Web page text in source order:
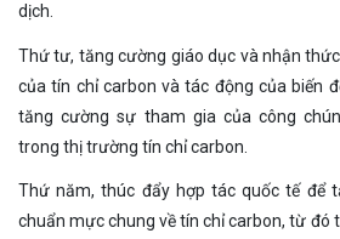
dịch.
Thứ tư, tăng cường giáo dục và nhận
của tín chỉ carbon và tác động của biến
tăng cường sự tham gia của công
trong thị trường tín chỉ carbon.
Thứ năm, thúc đẩy hợp tác quốc tế để
chuẩn mực chung về tín chỉ carbon, từ đó